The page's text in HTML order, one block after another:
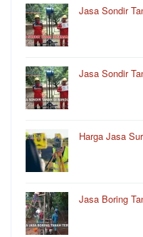
Jasa Sondir
Jasa Sondir
Harga Jasa
Jasa Boring